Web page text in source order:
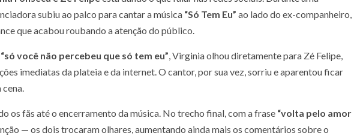
subiu ao palco para cantar a música “Só Tem Eu” ao lado do ex-companheiro,
que acabou roubando a atenção do público.
“só você não percebeu que só tem eu”, Virginia olhou diretamente para Zé Felipe,
imediatas da plateia e da internet. O cantor, por sua vez, sorriu e aparentou ficar
os fãs até o encerramento da música. No trecho final, com a frase “volta pelo amor
— os dois trocaram olhares, aumentando ainda mais os comentários sobre o